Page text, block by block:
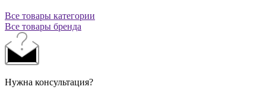
Все товары категории
Все товары бренда
Нужна консультация?